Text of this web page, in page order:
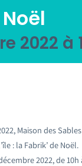
2022 à
Maison des
: la Fabrik’ de Noël.
2022, de